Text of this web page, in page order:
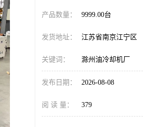
产品数量： 9999.00台
发货地址： 江苏省南京江宁区
关键词： 滁州油冷却机厂
发布日期： 2026-08-08
阅 读 量： 379